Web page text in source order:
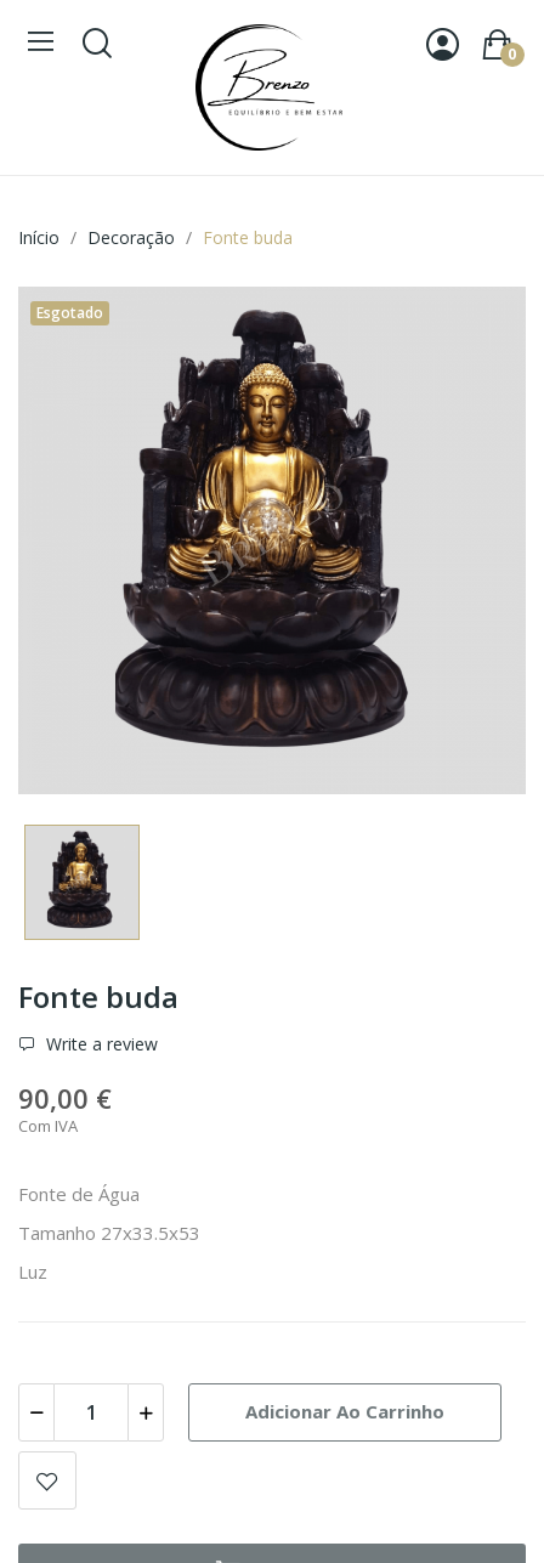
0
Início Decoração Fonte buda
Esgotado
Fonte buda
Write a review
90,00 €
Com IVA
Fonte de Água
Tamanho 27x33.5x53
Luz
Adicionar Ao Carrinho